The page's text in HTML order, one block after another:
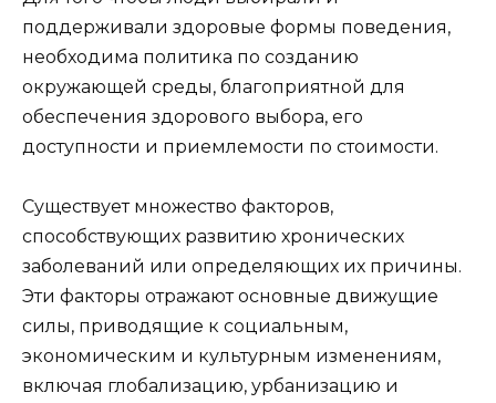
поддерживали здоровые формы поведения,
необходима политика по созданию
окружающей среды, благоприятной для
обеспечения здорового выбора, его
доступности и приемлемости по стоимости.
Существует множество факторов,
способствующих развитию хронических
заболеваний или определяющих их причины.
Эти факторы отражают основные движущие
силы, приводящие к социальным,
экономическим и культурным изменениям,
включая глобализацию, урбанизацию и